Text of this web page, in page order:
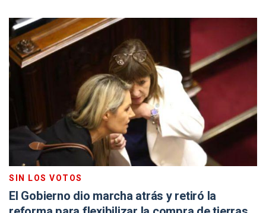
SIN LOS VOTOS
El Gobierno dio marcha atrás y retiró la